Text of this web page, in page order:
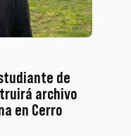
de
archivo
en Cerro